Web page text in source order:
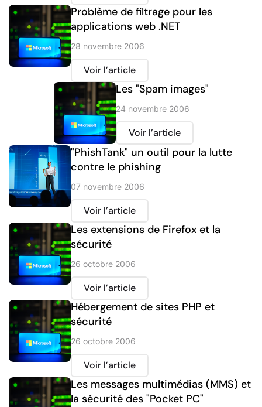
Problème de filtrage pour les
applications web .NET
28 novembre 2006
Voir l’article
Les "Spam images"
24 novembre 2006
Voir l’article
"PhishTank" un outil pour la lutte
contre le phishing
07 novembre 2006
Voir l’article
Les extensions de Firefox et la
sécurité
26 octobre 2006
Voir l’article
Hébergement de sites PHP et
sécurité
26 octobre 2006
Voir l’article
Les messages multimédias (MMS) et
la sécurité des "Pocket PC"